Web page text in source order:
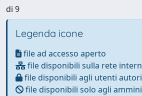
di 9
Legenda icone
file ad accesso aperto
file disponibili sulla rete
file disponibili agli utenti
file disponibili solo agli